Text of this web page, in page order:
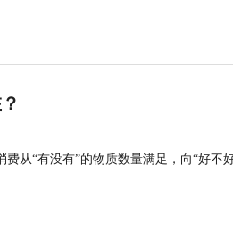
从“有没有”的物质数量满足，向“好不